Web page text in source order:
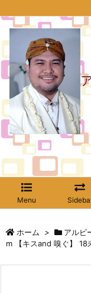
Menu
ホーム > アルビ
m 【キスand 嗅ぐ】 18